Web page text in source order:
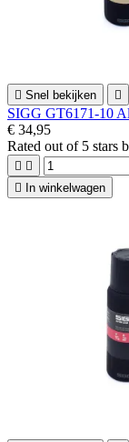
 Snel bekijken 
SIGG GT6171-10
€ 34,95
Rated out of 5 stars
 

In winkelwagen